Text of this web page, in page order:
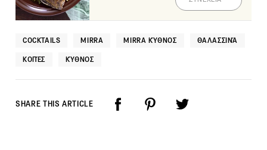
COCKTAILS MIRRA MIRRA ΚΎΘΝΟΣ ΘΑΛΑΣΣΙΝΆ
ΚΟΠΈΣ ΚΎΘΝΟΣ
SHARE THIS ARTICLE